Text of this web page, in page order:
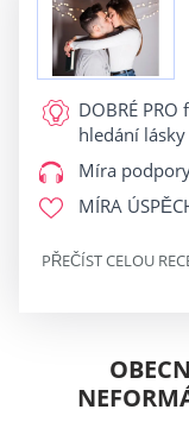
DOBRÉ PRO
hledání lásky
Míra
MÍRA
PŘEČÍST CELOU